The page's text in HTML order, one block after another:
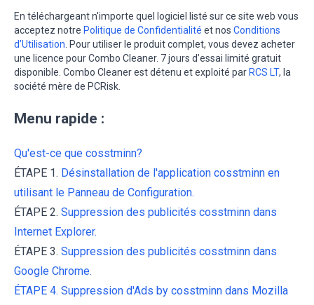
En téléchargeant n'importe quel logiciel listé sur ce site web vous
acceptez notre Politique de Confidentialité et nos Conditions
d’Utilisation. Pour utiliser le produit complet, vous devez acheter
une licence pour Combo Cleaner. 7 jours d’essai limité gratuit
disponible. Combo Cleaner est détenu et exploité par RCS LT, la
société mère de PCRisk.
Menu rapide :
Qu'est-ce que cosstminn?
ÉTAPE 1. Désinstallation de l'application cosstminn en
utilisant le Panneau de Configuration.
ÉTAPE 2. Suppression des publicités cosstminn dans
Internet Explorer.
ÉTAPE 3. Suppression des publicités cosstminn dans
Google Chrome.
ÉTAPE 4. Suppression d'Ads by cosstminn dans Mozilla